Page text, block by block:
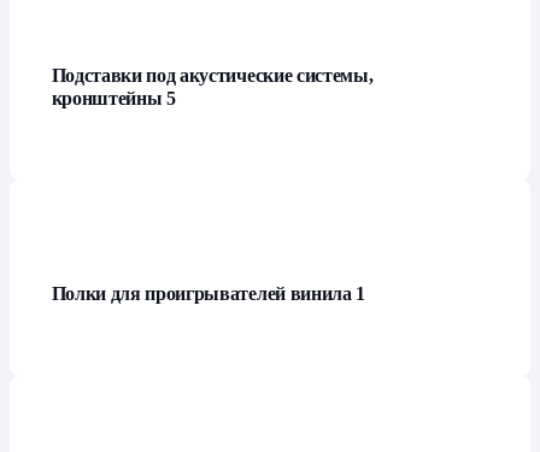
Подставки под акустические системы,
кронштейны5
Полки для проигрывателей винила 1